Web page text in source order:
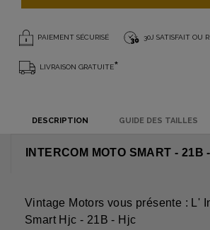
PAIEMENT SÉCURISÉ 30J SATISFAIT OU
LIVRAISON GRATUITE*
DESCRIPTION GUIDE DES TAILLES
INTERCOM MOTO SMART - 21B
Vintage Motors vous présente : L'
Smart Hjc - 21B - Hjc